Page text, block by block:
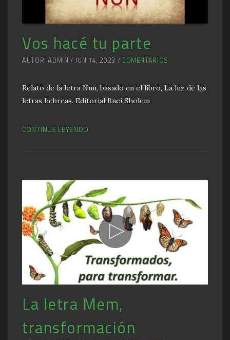
Vos hacé tu parte
AUTOR: ADMIN / JUN 14, 2023 / COMENTARIOS
Relato de la letra Nun, basado en el libro, La luz de las
letras hebreas. Editorial Bnei Sholem
CONTINUE LEYENDO
La letra Mem,
transformación